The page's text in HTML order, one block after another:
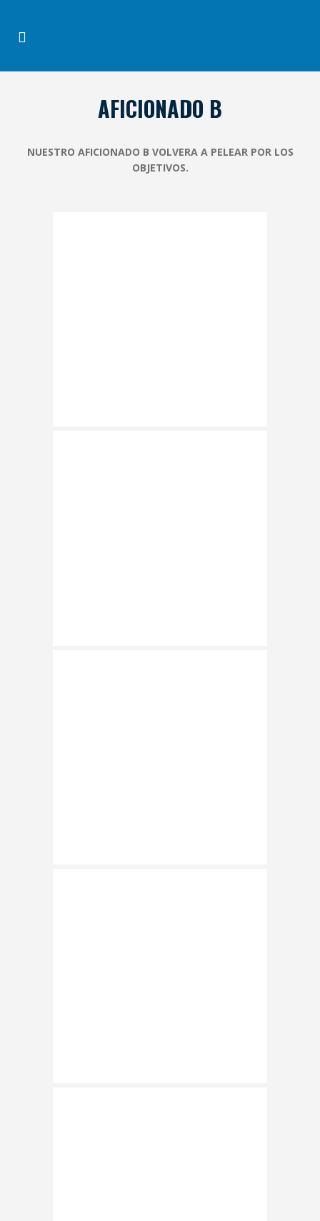
AFICIONADO B
NUESTRO AFICIONADO B VOLVERA A PELEAR POR LOS
OBJETIVOS.